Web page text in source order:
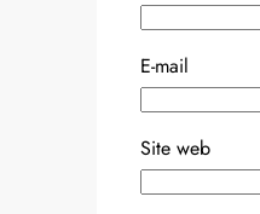
E-mail
Site web